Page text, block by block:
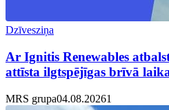
Dzīvesziņa
Ar Ignitis Renewables
attīsta ilgtspējīgas brīvā
MRS grupa04.08.20261